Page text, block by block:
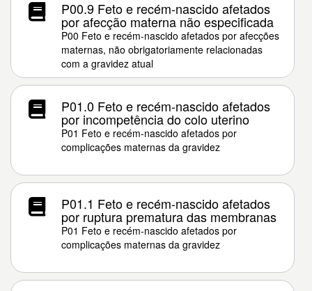
P00.9 Feto e recém-nascido afetados
por afecção materna não especificada
P00 Feto e recém-nascido afetados por afecções
maternas, não obrigatoriamente relacionadas
com a gravidez atual
P01.0 Feto e recém-nascido afetados
por incompetência do colo uterino
P01 Feto e recém-nascido afetados por
complicações maternas da gravidez
P01.1 Feto e recém-nascido afetados
por ruptura prematura das membranas
P01 Feto e recém-nascido afetados por
complicações maternas da gravidez